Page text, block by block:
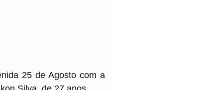
25 de Agosto com a